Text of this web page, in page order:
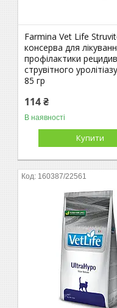
Farmina Vet Life
консерва для
профілактики
струвітного
85 гр
114 ₴
В наявності
Купити
160387/22561